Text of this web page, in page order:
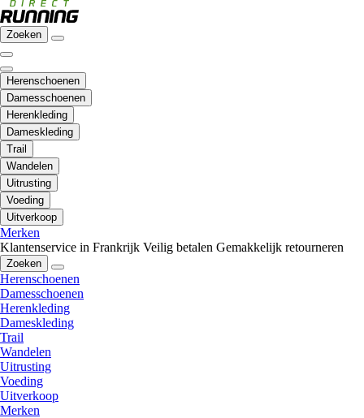
Zoeken
Herenschoenen
Damesschoenen
Herenkleding
Dameskleding
Trail
Wandelen
Uitrusting
Voeding
Uitverkoop
Merken
Klantenservice in Frankrijk Veilig betalen Gemakkelijk retourneren
Zoeken
Herenschoenen
Damesschoenen
Herenkleding
Dameskleding
Trail
Wandelen
Uitrusting
Voeding
Uitverkoop
Merken